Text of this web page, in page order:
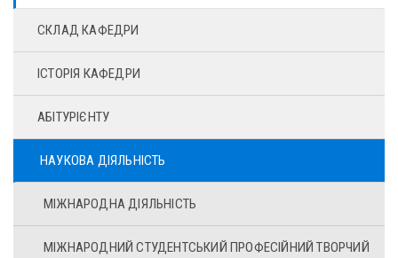
СКЛАД КАФЕДРИ
ІСТОРІЯ КАФЕДРИ
АБІТУРІЄНТУ
НАУКОВА ДІЯЛЬНІСТЬ
МІЖНАРОДНА ДІЯЛЬНІСТЬ
МІЖНАРОДНИЙ СТУДЕНТСЬКИЙ ПРОФЕСІЙНИЙ ТВОРЧИЙ